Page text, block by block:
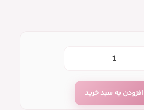
افزودن به سبد خرید